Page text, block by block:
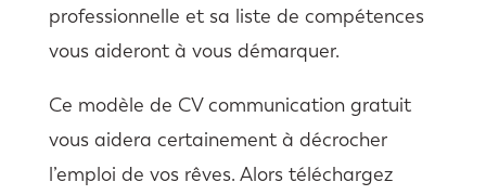
professionnelle et sa liste de compétences
vous aideront à vous démarquer.
Ce modèle de CV communication gratuit
vous aidera certainement à décrocher
l’emploi de vos rêves. Alors téléchargez